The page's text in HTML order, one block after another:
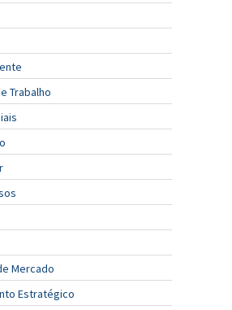
Trabalho
Mercado
Estratégico